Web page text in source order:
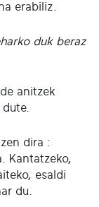
erabiliz.
duk beraz
anitzek
dira :
Kantatzeko,
esaldi
du.